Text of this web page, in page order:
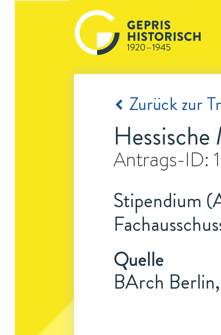
Zurück zur
Antrags-ID:
Stipendium
Quelle
BArch